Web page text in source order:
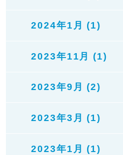
2024年1月 (1)
2023年11月 (1)
2023年9月 (2)
2023年3月 (1)
2023年1月 (1)